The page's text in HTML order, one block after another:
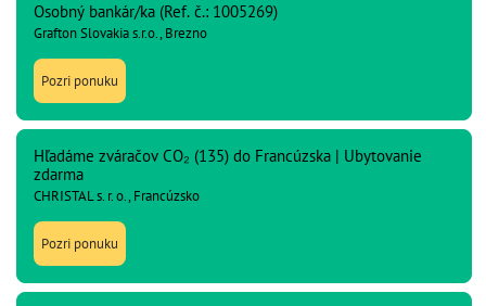
Osobný bankár/ka (Ref. č.: 1005269)
Grafton Slovakia s.r.o., Brezno
Pozri ponuku
Hľadáme zváračov CO₂ (135) do Francúzska | Ubytovanie
zdarma
CHRISTAL s. r. o., Francúzsko
Pozri ponuku